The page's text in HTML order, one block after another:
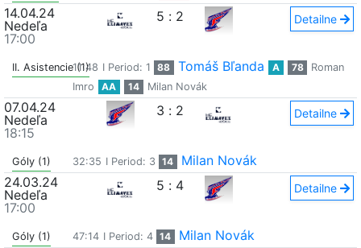
14.04.24
Nedeľa
17:00
5 : 2 Detailne
II. Asistencie (1)
11:48 I Period: 1 88 Tomáš Bľanda A 78
Roman
Imro
AA 14 Milan Novák
07.04.24
Nedeľa
18:15
3 : 2 Detailne
Góly (1) 32:35 I Period: 3 14
Milan Novák
24.03.24
Nedeľa
17:00
5 : 4 Detailne
Góly (1) 47:14 I Period: 4 14
Milan Novák